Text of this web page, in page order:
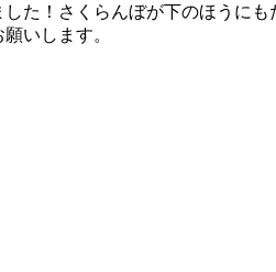
た！さくらんぼが下のほうに
いします。